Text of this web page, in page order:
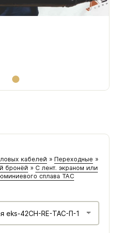
кабелей » Переходные »
бронёй » С лент. экраном или
сплава ТАС